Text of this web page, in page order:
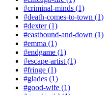
#criminal-minds (1)
#death-comes-to-town (1)
#dexter (1)
#eastbound-and-down (1)
#emma (1)
#endgame (1)
#escape-artist (1)
#fringe (1)
#glades (1)
#good-wife (1)